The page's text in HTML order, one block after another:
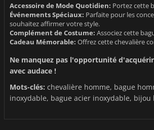
Accessoire de Mode Quotidien: Portez cette
Événements Spéciaux: Parfaite pour les
souhaitez affirmer votre style.
Complément de Costume: Associez cette
Cadeau Mémorable: Offrez cette chevalière
Ne manquez pas l'opportunité
avec audace !
Mots-clés: chevalière homme, bague
inoxydable, bague acier inoxydable,